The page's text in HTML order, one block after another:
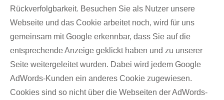
Rückverfolgbarkeit. Besuchen Sie als Nutzer unsere
Webseite und das Cookie arbeitet noch, wird für uns
gemeinsam mit Google erkennbar, dass Sie auf die
entsprechende Anzeige geklickt haben und zu unserer
Seite weitergeleitet wurden. Dabei wird jedem Google
AdWords-Kunden ein anderes Cookie zugewiesen.
Cookies sind so nicht über die Webseiten der AdWords-